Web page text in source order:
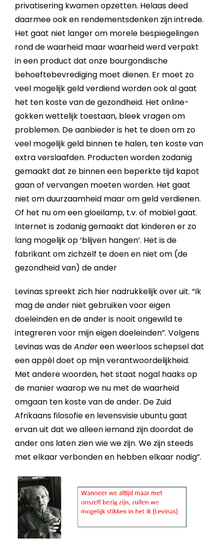
privatisering kwamen opzetten. Helaas deed
daarmee ook en rendementsdenken zijn intrede.
Het gaat niet langer om morele bespiegelingen
rond de waarheid maar waarheid werd verpakt
in een product dat onze bourgondische
behoeftebevrediging moet dienen. Er moet zo
veel mogelijk geld verdiend worden ook al gaat
het ten koste van de gezondheid. Het online-
gokken wettelijk toestaan, bleek vragen om
problemen. De aanbieder is het te doen om zo
veel mogelijk geld binnen te halen, ten koste van
extra verslaafden. Producten worden zodanig
gemaakt dat ze binnen een beperkte tijd kapot
gaan of vervangen moeten worden. Het gaat
niet om duurzaamheid maar om geld verdienen.
Of het nu om een gloeilamp, t.v. of mobiel gaat.
Internet is zodanig gemaakt dat kinderen er zo
lang mogelijk op ‘blijven hangen’. Het is de
fabrikant om zichzelf te doen en niet om (de
gezondheid van) de ander
Levinas spreekt zich hier nadrukkelijk over uit. “Ik
mag de ander niet gebruiken voor eigen
doeleinden en de ander is nooit ongewild te
integreren voor mijn eigen doeleinden”. Volgens
Levinas was deAndereen weerloos schepsel dat
een appèl doet op mijn verantwoordelijkheid.
Met andere woorden, het staat nogal haaks op
de manier waarop we nu met de waarheid
omgaan ten koste van de ander. De Zuid
Afrikaans filosofie en levensvisie ubuntu gaat
ervan uit dat we alleen iemand zijn doordat de
ander ons laten zien wie we zijn. We zijn steeds
met elkaar verbonden en hebben elkaar nodig”.